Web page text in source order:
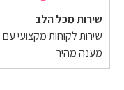
שירות מכל הלב
שירות לקוחות מקצועי עם
מענה מהיר